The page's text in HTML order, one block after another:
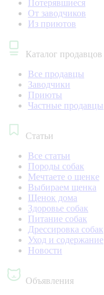
Потерявшиеся
От заводчиков
Из приютов
Каталог продавцов
Все продавцы
Заводчики
Приюты
Частные продавцы
Статьи
Все статьи
Породы собак
Мечтаете о щенке
Выбираем щенка
Щенок дома
Здоровье собак
Питание собак
Дрессировка собак
Уход и содержание
Новости
Объявления